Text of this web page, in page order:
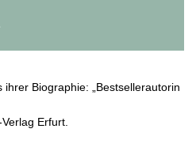
Biographie: „Bestsellerautorin
Erfurt.